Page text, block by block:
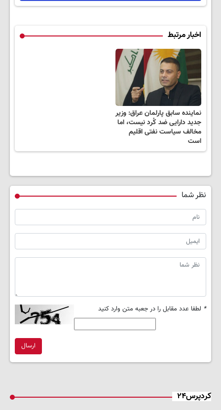
اخبار مرتبط
نماینده سابق پارلمان عراق: وزیر
جدید دارایی ضد کُرد نیست، اما
مخالف سیاست نفتی اقلیم
است
نظر شما
* لطفا عدد مقابل را در جعبه متن وارد کنید
ارسال
کردپرس۲۴